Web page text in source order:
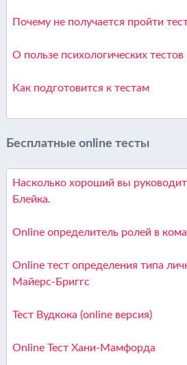
Почему не получается пройти
О пользе психологических тестов
Как подготовится к тестам
Бесплатные online тесты
Насколько хороший вы
Блейка.
Online определитель ролей в
Online тест определения типа
Майерс-Бриггс
Тест Вудкока (online версия)
Online Тест Хани-Мамфорда